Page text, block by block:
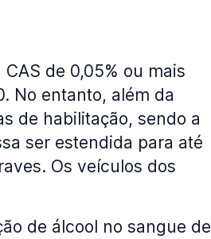
de 0,05% ou mais
No entanto, além da
de habilitação, sendo a
ser estendida para até
Os veículos dos
de álcool no sangue de